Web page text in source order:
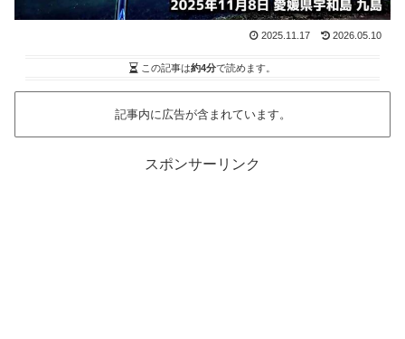
2025.11.17 2026.05.10
この記事は約4分で読めます。
記事内に広告が含まれています。
スポンサーリンク